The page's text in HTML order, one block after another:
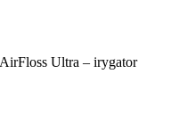
Ultra – irygator